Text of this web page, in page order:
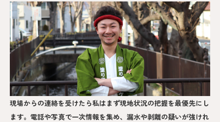
現場からの連絡を受けたら私はまず現地状況の把握を最優先にし
ます。電話や写真で一次情報を集め、漏水や剥離の疑いが強けれ